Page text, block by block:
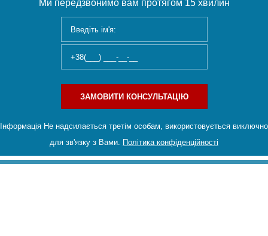
Ми передзвонимо вам протягом 15 хвилин
ЗАМОВИТИ КОНСУЛЬТАЦІЮ
Інформація Не надсилається третім особам, використовується виключно
для зв'язку з Вами. Політика конфіденційності